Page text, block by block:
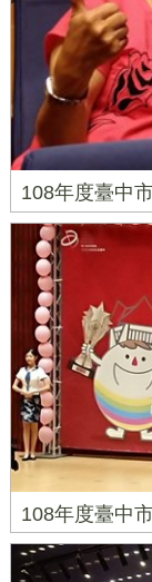
108年度臺中
108年度臺中